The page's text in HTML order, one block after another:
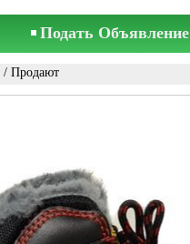
Подать Объявление
/ Продают